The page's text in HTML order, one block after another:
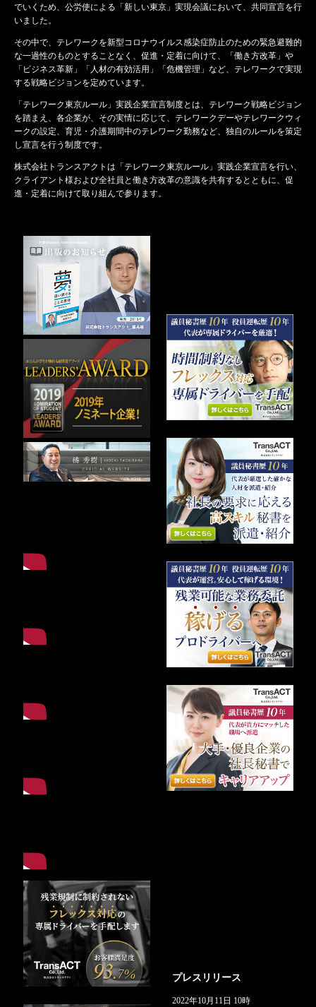
でいくため、公労使による「新しい東京」実現会議において、共同宣言を行
いました。
その中で、テレワークを新型コロナウイルス感染症防止のための緊急避難的
な一過性のものとすることなく、促進・定着に向けて、「働き方改革」や
「ビジネス革新」「人材の有効活用」「危機管理」など、テレワークで実現
する戦略ビジョンを定めています。
「テレワーク東京ルール」実践企業宣言制度とは、テレワーク戦略ビジョン
を踏まえ、各企業が、その実情に応じて、テレワークデーやテレワークウィ
ークの設定、育児・介護期間中のテレワーク勤務など、独自のルールを策定
し宣言を行う制度です。
株式会社トランスアクトは「テレワーク東京ルール」実践企業宣言を行い、
クライアント様および全社員と働き方改革の意識を共有するとともに、促
進・定着に向けて取り組んで参ります。